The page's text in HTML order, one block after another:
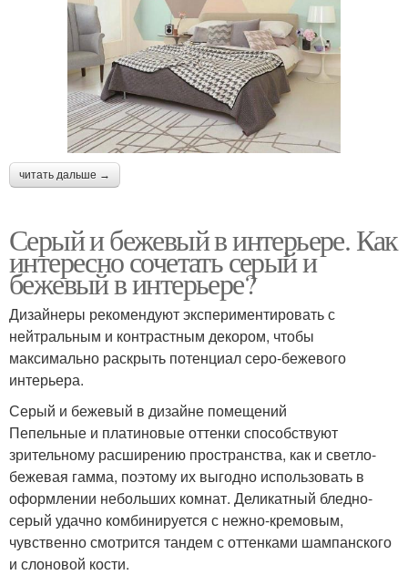
читать дальше →
Серый и бежевый в интерьере. Как
интересно сочетать серый и
бежевый в интерьере?
Дизайнеры рекомендуют экспериментировать с
нейтральным и контрастным декором, чтобы
максимально раскрыть потенциал серо-бежевого
интерьера.
Серый и бежевый в дизайне помещений
Пепельные и платиновые оттенки способствуют
зрительному расширению пространства, как и светло-
бежевая гамма, поэтому их выгодно использовать в
оформлении небольших комнат. Деликатный бледно-
серый удачно комбинируется с нежно-кремовым,
чувственно смотрится тандем с оттенками шампанского
и слоновой кости.